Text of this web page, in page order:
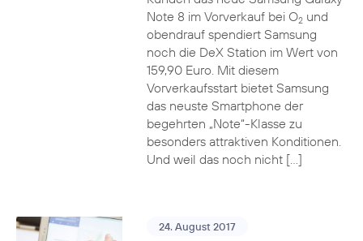
Note 8 im Vorverkauf bei O2und
obendrauf spendiert Samsung
noch die DeX Station im Wert von
159,90 Euro. Mit diesem
Vorverkaufsstart bietet Samsung
das neuste Smartphone der
begehrten „Note“-Klasse zu
besonders attraktiven Konditionen.
Und weil das noch nicht […]
24. August 2017